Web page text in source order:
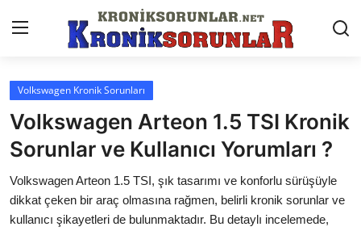
Anasayfa
Markalar
İletişim
Trafik & Cezalar
Volkswagen Kronik Sorunları
Volkswagen Arteon 1.5 TSI Kronik
Sorunlar ve Kullanıcı Yorumları ?
Volkswagen Arteon 1.5 TSI, şık tasarımı ve konforlu sürüşüyle
dikkat çeken bir araç olmasına rağmen, belirli kronik sorunlar ve
kullanıcı şikayetleri de bulunmaktadır. Bu detaylı incelemede,